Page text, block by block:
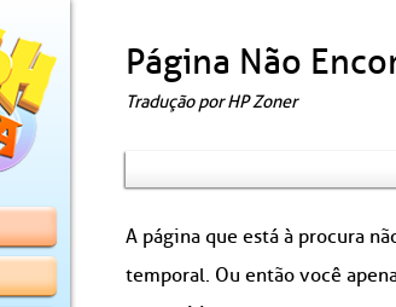
Página Não
Tradução por HP Zoner
A página que está à procura
temporal. Ou então você